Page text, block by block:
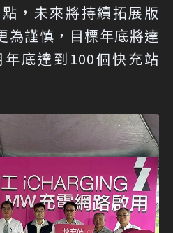
，未來將持續拓展版
為謹慎，目標年底將達
底達到100個快充站